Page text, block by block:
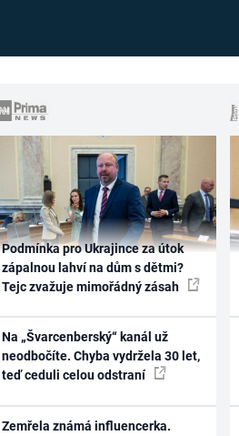
Podmínka pro Ukrajince za útok
zápalnou lahví na dům s dětmi?
Tejc zvažuje mimořádný zásah
Na „Švarcenberský“ kanál už
neodbočíte. Chyba vydržela 30 let,
teď ceduli celou odstraní
Zemřela známá influencerka.